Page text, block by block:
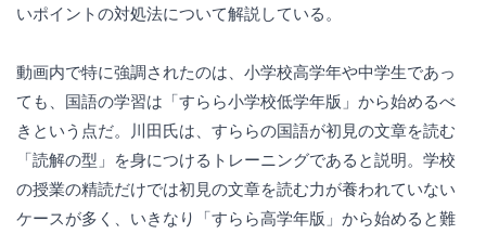
いポイントの対処法について解説している。
動画内で特に強調されたのは、小学校高学年や中学生であっ
ても、国語の学習は「すらら小学校低学年版」から始めるべ
きという点だ。川田氏は、すららの国語が初見の文章を読む
「読解の型」を身につけるトレーニングであると説明。学校
の授業の精読だけでは初見の文章を読む力が養われていない
ケースが多く、いきなり「すらら高学年版」から始めると難